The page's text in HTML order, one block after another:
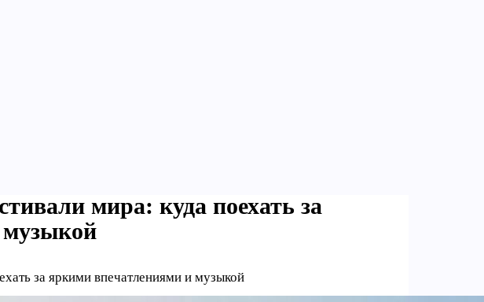
мира: куда поехать за
за яркими впечатлениями и музыкой